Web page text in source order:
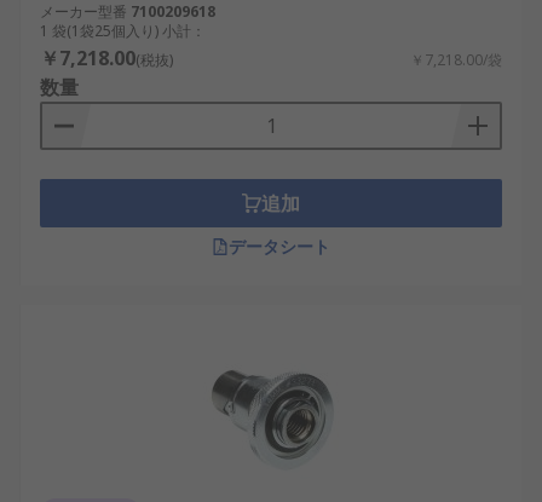
メーカー型番 7100209618
1 袋(1袋25個入り) 小計：
￥7,218.00(税抜) ￥7,218.00/袋
数量
追加
データシート